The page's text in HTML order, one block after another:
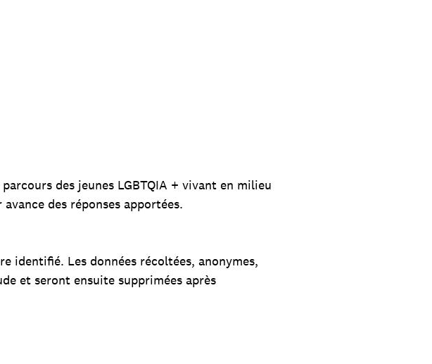
des jeunes LGBTQIA + vivant en milieu
des réponses apportées.
identifié. Les données récoltées, anonymes,
et seront ensuite supprimées après